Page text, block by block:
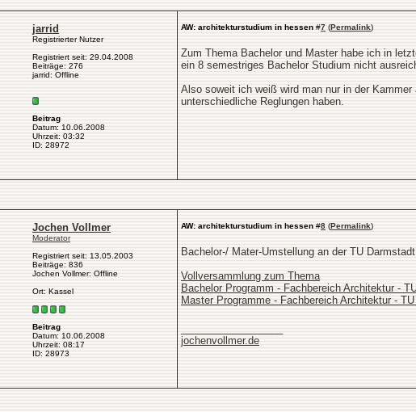
jarrid
Registrierter Nutzer
Registriert seit: 29.04.2008
Beiträge: 276
jarrid: Offline
Beitrag
Datum: 10.06.2008
Uhrzeit: 03:32
ID: 28972
AW: architekturstudium in hessen #7 (Permalink)
Zum Thema Bachelor und Master habe ich in
ein 8 semestriges Bachelor Studium nicht
Also soweit ich weiß wird man nur in der
unterschiedliche Reglungen haben.
Jochen Vollmer
Moderator
Registriert seit: 13.05.2003
Beiträge: 836
Jochen Vollmer: Offline
Ort: Kassel
Beitrag
Datum: 10.06.2008
Uhrzeit: 08:17
ID: 28973
AW: architekturstudium in hessen #8 (Permalink)
Bachelor-/ Mater-Umstellung an der TU
Vollversammlung zum Thema
Bachelor Programm - Fachbereich Architektur -
Master Programme - Fachbereich Architektur -
jochenvollmer.de